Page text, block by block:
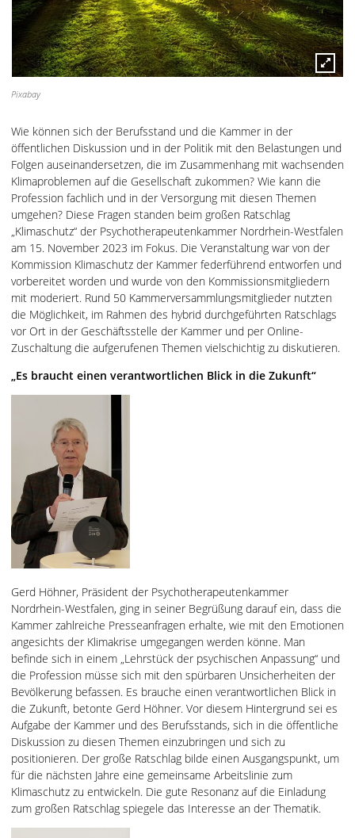
Pixabay
Wie können sich der Berufsstand und die Kammer in der
öffentlichen Diskussion und in der Politik mit den Belastungen und
Folgen auseinandersetzen, die im Zusammenhang mit wachsenden
Klimaproblemen auf die Gesellschaft zukommen? Wie kann die
Profession fachlich und in der Versorgung mit diesen Themen
umgehen? Diese Fragen standen beim großen Ratschlag
„Klimaschutz“ der Psychotherapeutenkammer Nordrhein-Westfalen
am 15. November 2023 im Fokus. Die Veranstaltung war von der
Kommission Klimaschutz der Kammer federführend entworfen und
vorbereitet worden und wurde von den Kommissionsmitgliedern
mit moderiert. Rund 50 Kammerversammlungsmitglieder nutzten
die Möglichkeit, im Rahmen des hybrid durchgeführten Ratschlags
vor Ort in der Geschäftsstelle der Kammer und per Online-
Zuschaltung die aufgerufenen Themen vielschichtig zu diskutieren.
„Es braucht einen verantwortlichen Blick in die Zukunft“
Gerd Höhner, Präsident der Psychotherapeutenkammer
Nordrhein-Westfalen, ging in seiner Begrüßung darauf ein, dass die
Kammer zahlreiche Presseanfragen erhalte, wie mit den Emotionen
angesichts der Klimakrise umgegangen werden könne. Man
befinde sich in einem „Lehrstück der psychischen Anpassung“ und
die Profession müsse sich mit den spürbaren Unsicherheiten der
Bevölkerung befassen. Es brauche einen verantwortlichen Blick in
die Zukunft, betonte Gerd Höhner. Vor diesem Hintergrund sei es
Aufgabe der Kammer und des Berufsstands, sich in die öffentliche
Diskussion zu diesen Themen einzubringen und sich zu
positionieren. Der große Ratschlag bilde einen Ausgangspunkt, um
für die nächsten Jahre eine gemeinsame Arbeitslinie zum
Klimaschutz zu entwickeln. Die gute Resonanz auf die Einladung
zum großen Ratschlag spiegele das Interesse an der Thematik.